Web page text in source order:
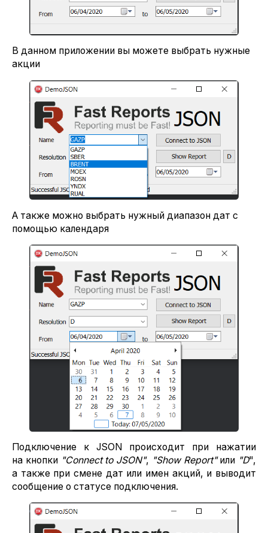
В данном приложении вы можете выбрать нужные
акции
А также можно выбрать нужный диапазон дат с
помощью календаря
Подключение к JSON происходит при нажатии
на кнопки "Connect to JSON", "Show Report"или "D",
а также при смене дат или имен акций, и выводит
сообщение о статусе подключения.